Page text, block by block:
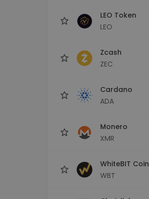
LEO Token
LEO
Zcash
ZEC
Cardano
ADA
Monero
XMR
WhiteBIT Coin
WBT